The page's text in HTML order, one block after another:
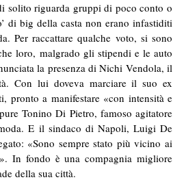
solito riguarda gruppi di poco conto o
di big della casta non erano infastiditi
Per raccattare qualche voto, si sono
loro, malgrado gli stipendi e le auto
la presenza di Nichi Vendola, il
Con lui doveva marciare il suo ex
pronto a manifestare «con intensità e
Tonino Di Pietro, famoso agitatore
E il sindaco di Napoli, Luigi De
«Sono sempre stato più vicino ai
In fondo è una compagnia migliore
della sua città.